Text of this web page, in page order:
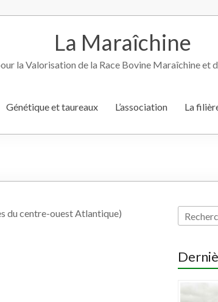
La Maraîchine
la Valorisation de la Race Bovine Maraîchine et
Génétique et taureaux L’association La
du centre-ouest Atlantique)